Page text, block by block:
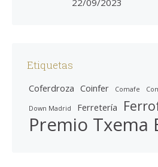
22/09/2023
Etiquetas
Coferdroza Coinfer Comafe
Down Madrid Ferretería
Premio Txema